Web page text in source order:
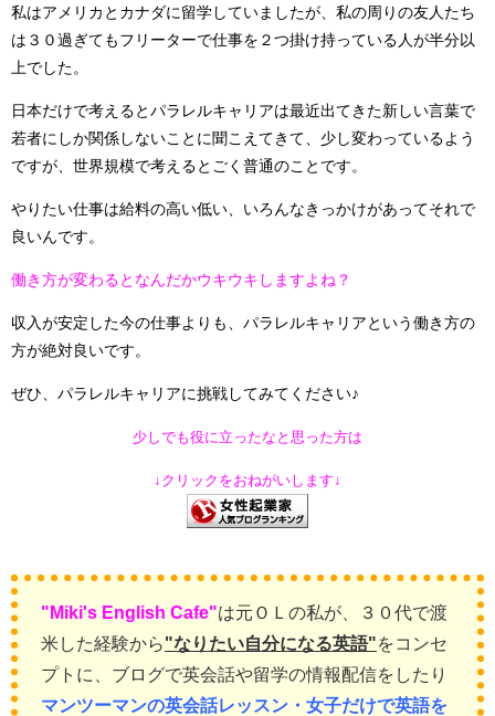
私はアメリカとカナダに留学していましたが、私の周りの友人たち
は３０過ぎてもフリーターで仕事を２つ掛け持っている人が半分以
上でした。
日本だけで考えるとパラレルキャリアは最近出てきた新しい言葉で
若者にしか関係しないことに聞こえてきて、少し変わっているよう
ですが、世界規模で考えるとごく普通のことです。
やりたい仕事は給料の高い低い、いろんなきっかけがあってそれで
良いんです。
働き方が変わるとなんだかウキウキしますよね？
収入が安定した今の仕事よりも、パラレルキャリアという働き方の
方が絶対良いです。
ぜひ、パラレルキャリアに挑戦してみてください♪
少しでも役に立ったなと思った方は
↓クリックをおねがいします↓
"Miki's English Cafe"は元ＯＬの私が、
３０代で渡
米した経験から"なりたい自分になる英語"をコンセ
プトに、 ブログで英会話や留学の情報配信をしたり
マンツーマンの英会話レッスン・女子だけで英語を